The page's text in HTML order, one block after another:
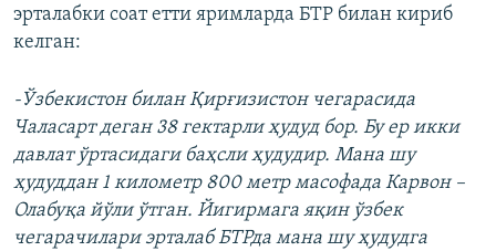
эрталабки соат етти яримларда БТР билан кириб
келган:
-Ўзбекистон билан Қирғизистон чегарасида
Чаласарт деган 38 гектарли ҳудуд бор. Бу ер икки
давлат ўртасидаги баҳсли ҳудудир. Мана шу
ҳудуддан 1 километр 800 метр масофада Карвон –
Олабуқа йўли ўтган. Йигирмага яқин ўзбек
чегарачилари эрталаб БТРда мана шу ҳудудга